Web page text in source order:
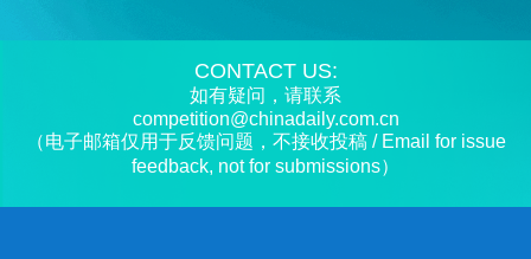
CONTACT US:
如有疑问，请联系
competition@chinadaily.com.cn
（电子邮箱仅用于反馈问题，不接收投稿 / Email for issue
feedback, not for submissions）